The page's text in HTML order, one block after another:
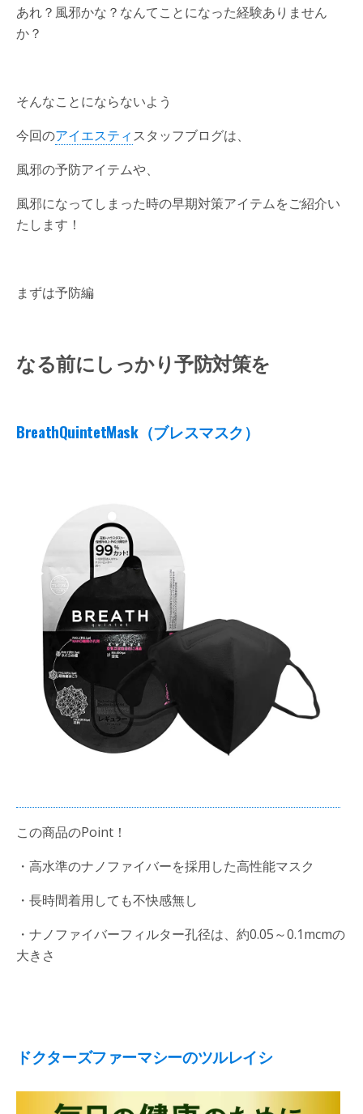
あれ？風邪かな？なんてことになった経験ありません
か？
そんなことにならないよう
今回のアイエスティスタッフブログは、
風邪の予防アイテムや、
風邪になってしまった時の早期対策アイテムをご紹介い
たします！
まずは予防編
なる前にしっかり予防対策を
BreathQuintetMask（ブレスマスク）
この商品のPoint！
・高水準のナノファイバーを採用した高性能マスク
・長時間着用しても不快感無し
・ナノファイバーフィルター孔径は、約0.05～0.1mcmの
大きさ
ドクターズファーマシーのツルレイシ